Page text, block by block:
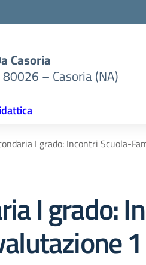
Casoria
– Casoria (NA)
I grado: Incontri Scuola-
I grado: